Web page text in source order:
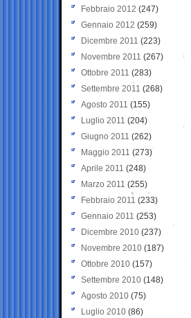
Febbraio 2012 (247)
Gennaio 2012 (259)
Dicembre 2011 (223)
Novembre 2011 (267)
Ottobre 2011 (283)
Settembre 2011 (268)
Agosto 2011 (155)
Luglio 2011 (204)
Giugno 2011 (262)
Maggio 2011 (273)
Aprile 2011 (248)
Marzo 2011 (255)
Febbraio 2011 (233)
Gennaio 2011 (253)
Dicembre 2010 (237)
Novembre 2010 (187)
Ottobre 2010 (157)
Settembre 2010 (148)
Agosto 2010 (75)
Luglio 2010 (86)